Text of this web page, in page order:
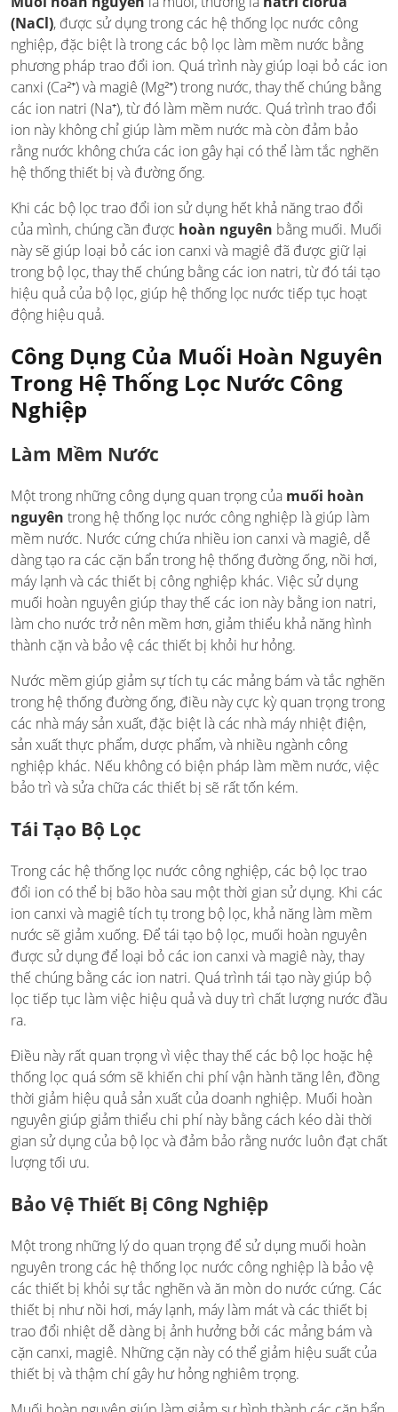
(NaCl), được sử dụng trong các hệ thống lọc nước công
nghiệp, đặc biệt là trong các bộ lọc làm mềm nước bằng
phương pháp trao đổi ion. Quá trình này giúp loại bỏ các ion
canxi (Ca²⁺) và magiê (Mg²⁺) trong nước, thay thế chúng bằng
các ion natri (Na⁺), từ đó làm mềm nước. Quá trình trao đổi
ion này không chỉ giúp làm mềm nước mà còn đảm bảo
rằng nước không chứa các ion gây hại có thể làm tắc nghẽn
hệ thống thiết bị và đường ống.
Khi các bộ lọc trao đổi ion sử dụng hết khả năng trao đổi
của mình, chúng cần được hoàn nguyên bằng muối. Muối
này sẽ giúp loại bỏ các ion canxi và magiê đã được giữ lại
trong bộ lọc, thay thế chúng bằng các ion natri, từ đó tái tạo
hiệu quả của bộ lọc, giúp hệ thống lọc nước tiếp tục hoạt
động hiệu quả.
Công Dụng Của Muối Hoàn Nguyên
Trong Hệ Thống Lọc Nước Công
Nghiệp
Làm Mềm Nước
Một trong những công dụng quan trọng của muối hoàn
nguyên trong hệ thống lọc nước công nghiệp là giúp làm
mềm nước. Nước cứng chứa nhiều ion canxi và magiê, dễ
dàng tạo ra các cặn bẩn trong hệ thống đường ống, nồi hơi,
máy lạnh và các thiết bị công nghiệp khác. Việc sử dụng
muối hoàn nguyên giúp thay thế các ion này bằng ion natri,
làm cho nước trở nên mềm hơn, giảm thiểu khả năng hình
thành cặn và bảo vệ các thiết bị khỏi hư hỏng.
Nước mềm giúp giảm sự tích tụ các mảng bám và tắc nghẽn
trong hệ thống đường ống, điều này cực kỳ quan trọng trong
các nhà máy sản xuất, đặc biệt là các nhà máy nhiệt điện,
sản xuất thực phẩm, dược phẩm, và nhiều ngành công
nghiệp khác. Nếu không có biện pháp làm mềm nước, việc
bảo trì và sửa chữa các thiết bị sẽ rất tốn kém.
Tái Tạo Bộ Lọc
Trong các hệ thống lọc nước công nghiệp, các bộ lọc trao
đổi ion có thể bị bão hòa sau một thời gian sử dụng. Khi các
ion canxi và magiê tích tụ trong bộ lọc, khả năng làm mềm
nước sẽ giảm xuống. Để tái tạo bộ lọc, muối hoàn nguyên
được sử dụng để loại bỏ các ion canxi và magiê này, thay
thế chúng bằng các ion natri. Quá trình tái tạo này giúp bộ
lọc tiếp tục làm việc hiệu quả và duy trì chất lượng nước đầu
ra.
Điều này rất quan trọng vì việc thay thế các bộ lọc hoặc hệ
thống lọc quá sớm sẽ khiến chi phí vận hành tăng lên, đồng
thời giảm hiệu quả sản xuất của doanh nghiệp. Muối hoàn
nguyên giúp giảm thiểu chi phí này bằng cách kéo dài thời
gian sử dụng của bộ lọc và đảm bảo rằng nước luôn đạt chất
lượng tối ưu.
Bảo Vệ Thiết Bị Công Nghiệp
Một trong những lý do quan trọng để sử dụng muối hoàn
nguyên trong các hệ thống lọc nước công nghiệp là bảo vệ
các thiết bị khỏi sự tắc nghẽn và ăn mòn do nước cứng. Các
thiết bị như nồi hơi, máy lạnh, máy làm mát và các thiết bị
trao đổi nhiệt dễ dàng bị ảnh hưởng bởi các mảng bám và
cặn canxi, magiê. Những cặn này có thể giảm hiệu suất của
thiết bị và thậm chí gây hư hỏng nghiêm trọng.